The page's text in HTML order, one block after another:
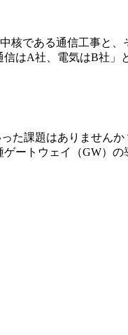
核である通信工事と
はA社、電気はB社
た課題はありません
ートウェイ（GW）